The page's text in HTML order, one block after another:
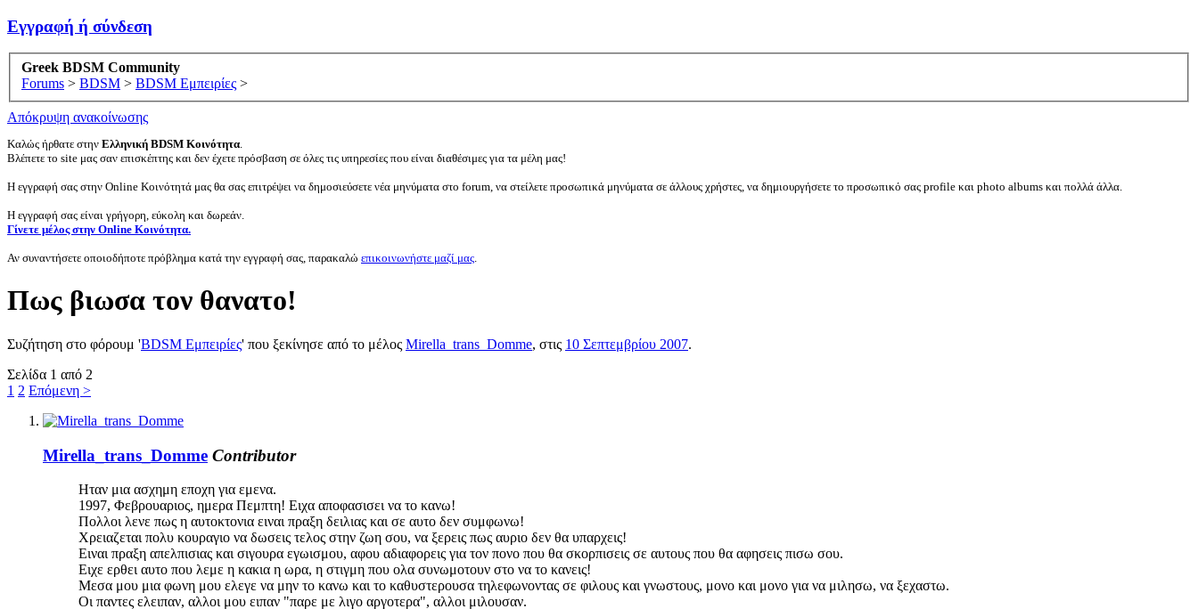
Εγγραφή ή σύνδεση
Greek BDSM Community
Forums > BDSM > BDSM Εμπειρίες >
Απόκρυψη ανακοίνωσης
Καλώς ήρθατε στην Ελληνική BDSM Κοινότητα.
Βλέπετε το site μας σαν επισκέπτης και δεν έχετε πρόσβαση σε όλες τις υπηρεσίες που είναι διαθέσιμες για τα μέλη μας!
Η εγγραφή σας στην Online Κοινότητά μας θα σας επιτρέψει να δημοσιεύσετε νέα μηνύματα στο forum, να στείλετε προσωπικά μηνύματα σε άλλους χρήστες, να δημιουργήσετε το προσωπικό σας profile και photo albums και πολλά άλλα.
Η εγγραφή σας είναι γρήγορη, εύκολη και δωρεάν.
Γίνετε μέλος στην Online Κοινότητα.
Αν συναντήσετε οποιοδήποτε πρόβλημα κατά την εγγραφή σας, παρακαλώ επικοινωνήστε μαζί μας.
Πως βιωσα τον θανατο!
Συζήτηση στο φόρουμ 'BDSM Εμπειρίες' που ξεκίνησε από το μέλος Mirella_trans_Domme, στις 10 Σεπτεμβρίου 2007.
Σελίδα 1 από 2
1 2 Επόμενη >
Mirella_trans_Domme Contributor
Ηταν μια ασχημη εποχη για εμενα.
1997, Φεβρουαριος, ημερα Πεμπτη! Ειχα αποφασισει να το κανω!
Πολλοι λενε πως η αυτοκτονια ειναι πραξη δειλιας και σε αυτο δεν συμφωνω!
Χρειαζεται πολυ κουραγιο να δωσεις τελος στην ζωη σου, να ξερεις πως αυριο δεν θα υπαρχεις!
Ειναι πραξη απελπισιας και σιγουρα εγωισμου, αφου αδιαφορεις για τον πονο που θα σκορπισεις σε αυτους που θα αφησεις πισω σου.
Ειχε ερθει αυτο που λεμε η κακια η ωρα, η στιγμη που ολα συνωμοτουν στο να το κανεις!
Μεσα μου μια φωνη μου ελεγε να μην το κανω και το καθυστερουσα τηλεφωνοντας σε φιλους και γνωστους, μονο και μονο για να μιλησω, να ξεχαστω.
Οι παντες ελειπαν, αλλοι μου ειπαν "παρε με λιγο αργοτερα", αλλοι μιλουσαν.